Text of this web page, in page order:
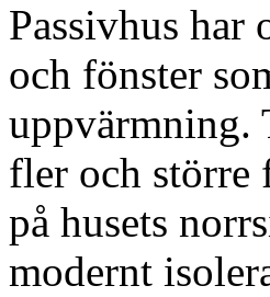
Passivhus har
och fönster
uppvärmning.
fler och större
på husets
modernt